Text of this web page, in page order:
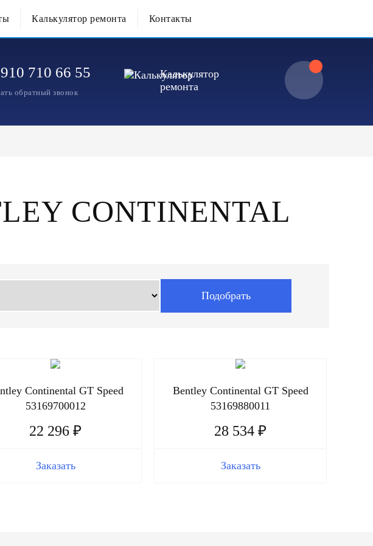
Калькулятор ремонта Контакты
710 66 55
обратный звонок
Калькулятор
ремонта
CONTINENTAL
Continental GT Speed
53169700012
22 296 ₽
Заказать
Bentley Continental GT Speed
53169880011
28 534 ₽
Заказать